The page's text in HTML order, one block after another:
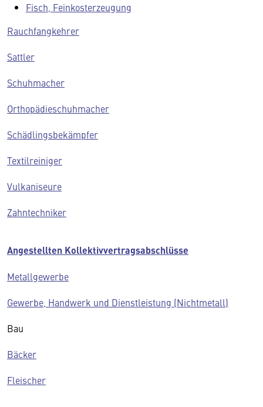
Fisch, Feinkosterzeugung
Rauchfangkehrer
Sattler
Schuhmacher
Orthopädieschuhmacher
Schädlingsbekämpfer
Textilreiniger
Vulkaniseure
Zahntechniker
Angestellten Kollektivvertragsabschlüsse
Metallgewerbe
Gewerbe, Handwerk und Dienstleistung (Nichtmetall)
Bau
Bäcker
Fleischer